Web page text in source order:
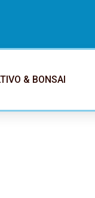
& BONSAI